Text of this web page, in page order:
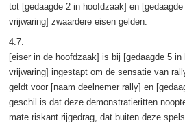
tot [gedaagde 2 in hoofdzaak] en
vrijwaring] zwaardere eisen gelden.
4.7.
[eiser in de hoofdzaak] is bij [gedaagde 5
vrijwaring] ingestapt om de sensatie van
geldt voor [naam deelnemer rally] en
geschil is dat deze demonstratieritten
mate riskant rijgedrag, dat buiten deze